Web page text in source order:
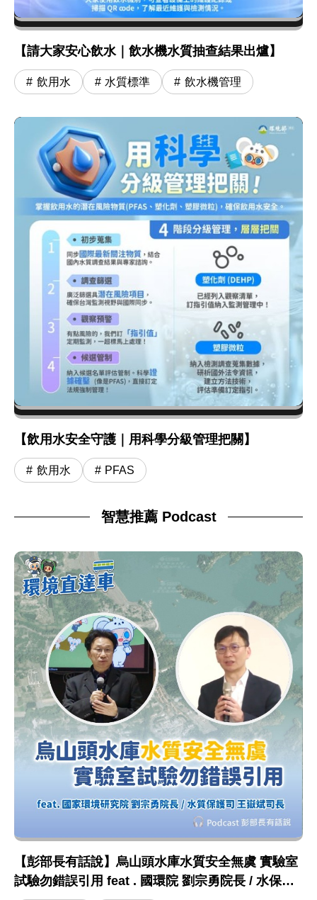
【請大家安心飲水｜飲水機水質抽查結果出爐】
飲用水 水質標準 飲水機管理
【飲用水安全守護｜用科學分級管理把關】
飲用水 PFAS
智慧推薦 Podcast
【彭部長有話說】烏山頭水庫水質安全無虞 實驗室
試驗勿錯誤引用 feat . 國環院 劉宗勇院長 / 水保司